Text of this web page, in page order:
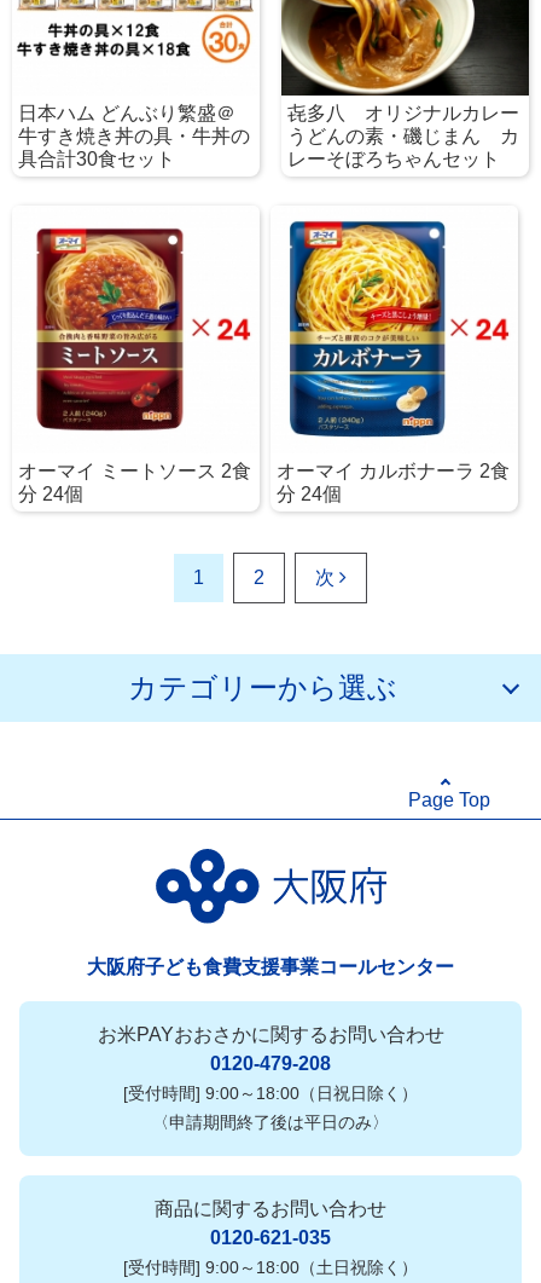
日本ハム どんぶり繁盛＠
牛すき焼き丼の具・牛丼の
具合計30食セット
㐂多八 オリジナルカレー
うどんの素・磯じまん カ
レーそぼろちゃんセット
オーマイ ミートソース 2食
分 24個
オーマイ カルボナーラ 2食
分 24個
1 2 次
カテゴリーから選ぶ
Page Top
大阪府子ども食費支援事業コールセンター
お米PAYおおさかに関するお問い合わせ
0120-479-208
[受付時間] 9:00～18:00（日祝日除く）
〈申請期間終了後は平日のみ〉
商品に関するお問い合わせ
0120-621-035
[受付時間] 9:00～18:00（土日祝除く）